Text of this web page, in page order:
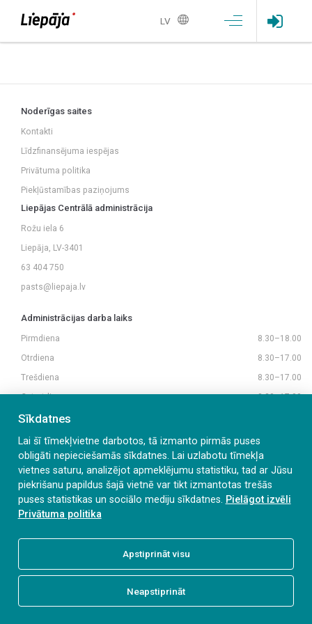
LV
Noderīgas saites
Kontakti
Līdzfinansējuma iespējas
Privātuma politika
Piekļūstamības paziņojums
Liepājas Centrālā administrācija
Rožu iela 6
Liepāja, LV-3401
63 404 750
pasts@liepaja.lv
Administrācijas darba laiks
Pirmdiena
8.30–18.00
Otrdiena
8.30–17.00
Trešdiena
8.30–17.00
Ceturtdiena
8.30–17.00
Piektdiena
© Liepājas Centrālā administrācija
Sīkdatnes
Lai šī tīmekļvietne darbotos, tā izmanto pirmās puses
obligāti nepieciešamās sīkdatnes. Lai uzlabotu tīmekļa
vietnes saturu, analizējot apmeklējumu statistiku, tad ar Jūsu
piekrišanu papildus šajā vietnē var tikt izmantotas trešās
puses statistikas un sociālo mediju sīkdatnes. Pielāgot izvēli
Privātuma politika
Apstiprināt visu
Neapstiprināt